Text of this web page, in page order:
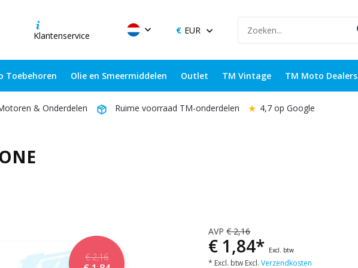
Klantenservice EUR
Toebehoren Olie en Smeermiddelen Outlet TM Vintage TM Moto Dealers
& Onderdelen Ruime voorraad TM-onderdelen ★ 4,7 op Google
€ 2,16
AVP€ 2,16
€ 1,84* Excl. btw
* Excl. btw Excl.Verzendkosten